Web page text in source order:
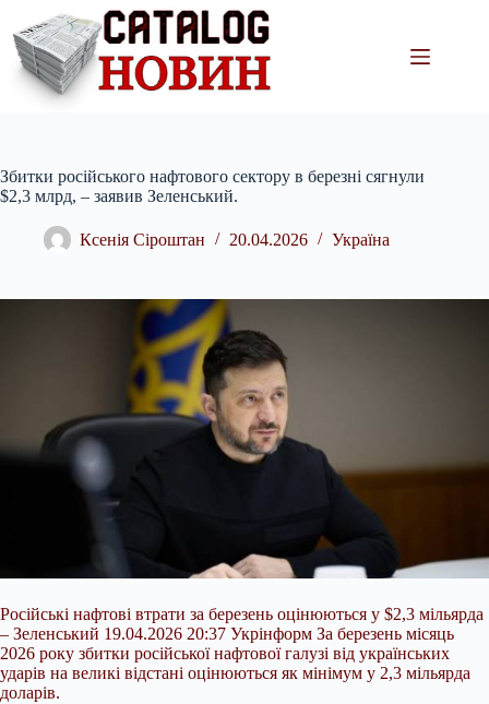
вмісту
Збитки російського нафтового сектору в березні сягнули
$2,3 млрд, – заявив Зеленський.
Ксенія Сіроштан 20.04.2026 Україна
Російські нафтові втрати за березень оцінюються у $2,3 мільярда
– Зеленський 19.04.2026 20:37 Укрінформ За березень місяць
2026 року збитки російської нафтової галузі від українських
ударів на великі відстані оцінюються як мінімум у 2,3 мільярда
доларів.